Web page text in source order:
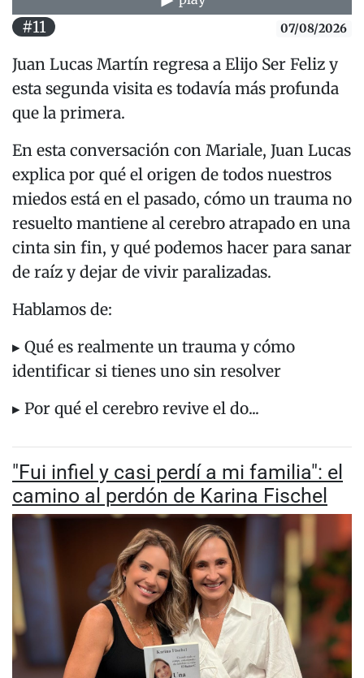
#11 07/08/2026
Juan Lucas Martín regresa a Elijo Ser Feliz y
esta segunda visita es todavía más profunda
que la primera.
En esta conversación con Mariale, Juan Lucas
explica por qué el origen de todos nuestros
miedos está en el pasado, cómo un trauma no
resuelto mantiene al cerebro atrapado en una
cinta sin fin, y qué podemos hacer para sanar
de raíz y dejar de vivir paralizadas.
Hablamos de:
▸ Qué es realmente un trauma y cómo
identificar si tienes uno sin resolver
▸ Por qué el cerebro revive el do...
"Fui infiel y casi perdí a mi familia": el
camino al perdón de Karina Fischel